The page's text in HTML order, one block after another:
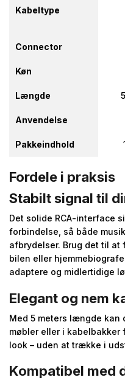
Kabeltype
Connector
Køn
Længde
Anvendelse
Pakkeindhold
Fordele i praksis
Stabilt signal til
Det solide RCA-interface
forbindelse, så både
afbrydelser. Brug det til
bilen eller
adaptere og midlertidige
Elegant og nem
Med 5 meters længde kan
møbler eller i
look – uden at trække i
Kompatibel med